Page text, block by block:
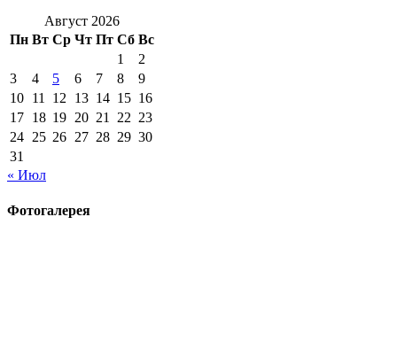
Август 2026
Пн Вт Ср Чт Пт Сб Вс
1
2
3
4 5 6 7 8
9
10 11 12 13 14 15 16
17 18 19 20 21 22 23
24 25 26 27 28 29 30
31
« Июл
Фотогалерея